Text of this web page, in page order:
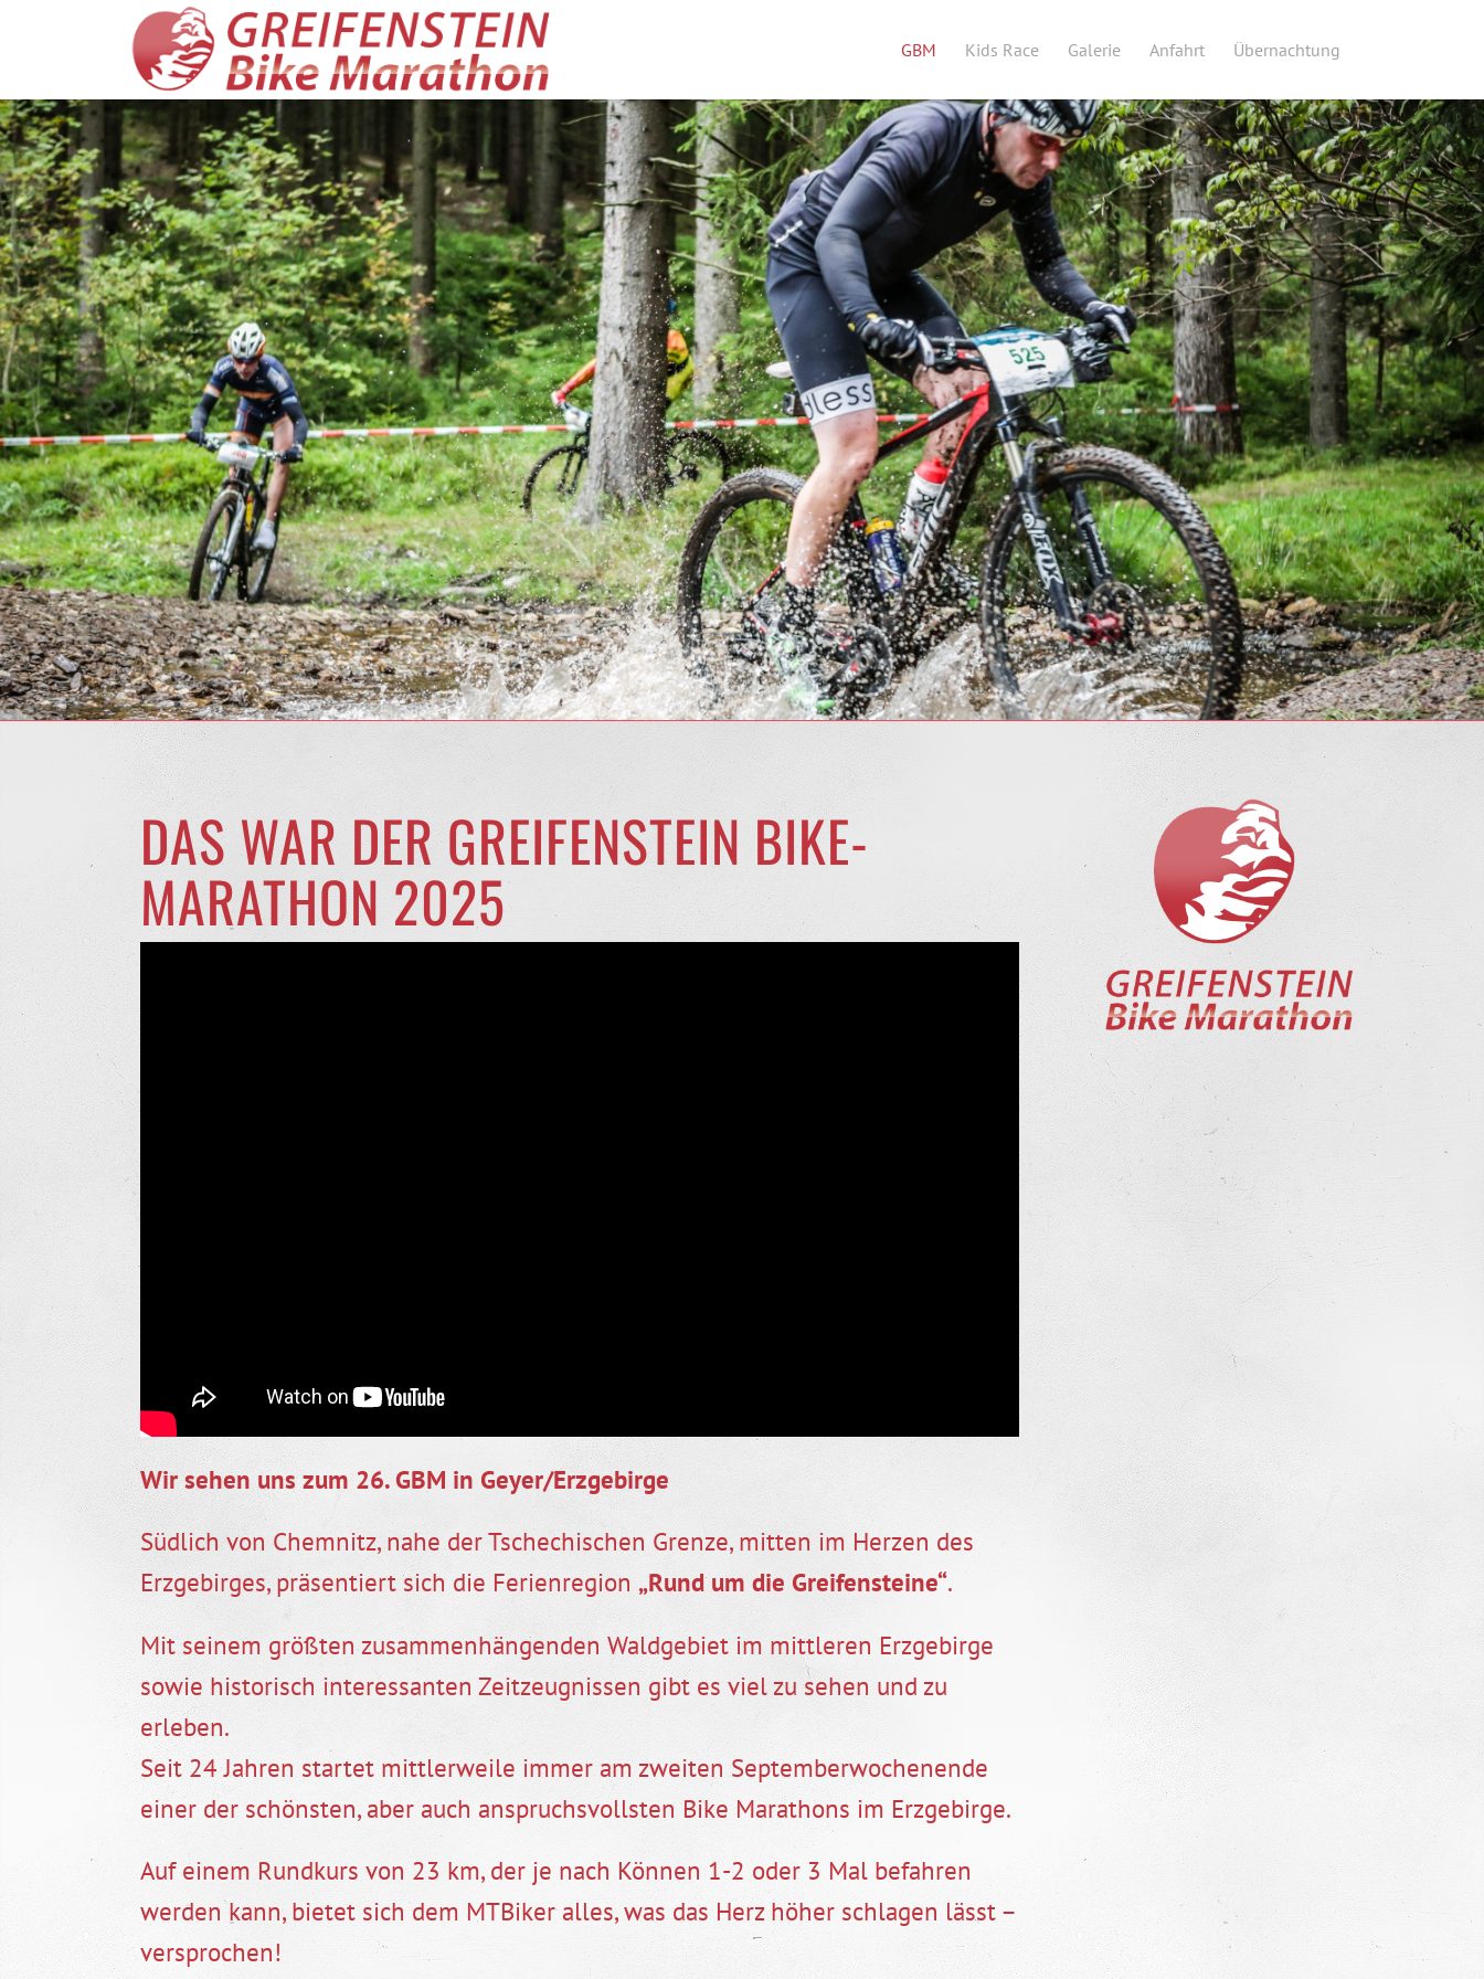
GBM Kids Race Galerie Anfahrt Übernachtung
DAS WAR DER GREIFENSTEIN BIKE-
MARATHON 2025
Wir sehen uns zum 26. GBM in Geyer/Erzgebirge
Südlich von Chemnitz, nahe der Tschechischen Grenze, mitten im Herzen des
Erzgebirges, präsentiert sich die Ferienregion„Rund um die Greifensteine“.
Mit seinem größten zusammenhängenden Waldgebiet im mittleren Erzgebirge
sowie historisch interessanten Zeitzeugnissen gibt es viel zu sehen und zu
erleben.
Seit 24 Jahren startet mittlerweile immer am zweiten Septemberwochenende
einer der schönsten, aber auch anspruchsvollsten Bike Marathons im Erzgebirge.
Auf einem Rundkurs von 23 km, der je nach Können 1-2 oder 3 Mal befahren
werden kann, bietet sich dem MTBiker alles, was das Herz höher schlagen lässt –
versprochen!